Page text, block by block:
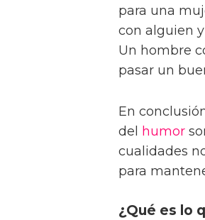
para una
con alguien
Un hombre
pasar un
En
del
humor
cualidades
para
¿Qué es lo